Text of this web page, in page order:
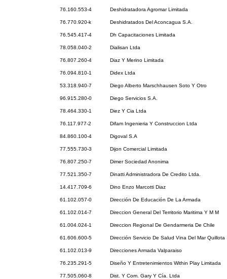
76.160.553-4 Deshidratadora Agromar Limitada
76.770.920-k Deshidratados Del Aconcagua S.A.
76.545.417-4 Dh Capacitaciones Limitada
78.058.040-2 Dialisan Ltda
76.807.260-4 Diaz Y Merino Limitada
76.094.810-1 Didex Ltda
53.318.940-7 Diego Alberto Marschhausen Soto Y Otro
96.915.280-0 Diego Servicios S.A.
78.464.330-1 Diez Y Cia Ltda
76.117.977-2 Difam Ingenieria Y Construccion Ltda
84.860.100-4 Digoval S.A
77.555.730-3 Dijon Comercial Limitada
76.807.250-7 Dimer Sociedad Anonima
77.521.350-7 Dinatti Administradora De Credito Ltda.
14.417.709-6 Dino Enzo Marcotti Diaz
61.102.057-0 Dirección De Educación De La Armada
61.102.014-7 Direccion General Del Territorio Maritima Y M M
61.004.024-1 Direccion Regional De Gendarmeria De Chile
61.606.600-5 Dirección Servicio De Salud Vina Del Mar Quillota
61.102.013-9 Direcciones Armada Valparaiso
76.235.291-5 Diseño Y Entretenimientos Within Play Limitada
77.505.060-8 Dist. Y Com. Gary Y Cía. Ltda